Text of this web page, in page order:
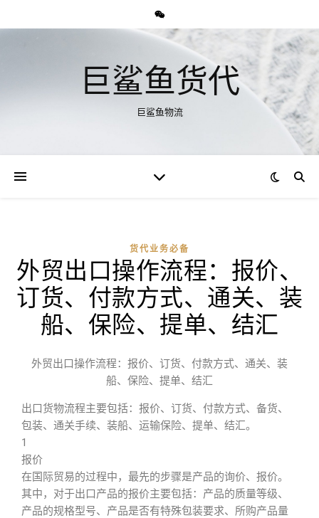
巨鲨鱼货代
巨鲨鱼物流
货代业务必备
外贸出口操作流程：报价、
订货、付款方式、通关、装
船、保险、提单、结汇
外贸出口操作流程：报价、订货、付款方式、通关、装
船、保险、提单、结汇
出口货物流程主要包括：报价、订货、付款方式、备货、
包装、通关手续、装船、运输保险、提单、结汇。
1
报价
在国际贸易的过程中，最先的步骤是产品的询价、报价。
其中，对于出口产品的报价主要包括：产品的质量等级、
产品的规格型号、产品是否有特殊包装要求、所购产品量